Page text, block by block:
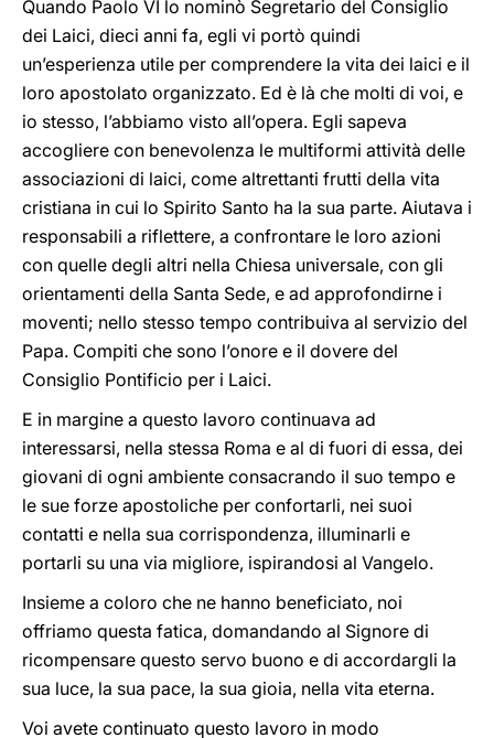
Quando Paolo VI lo nominò Segretario del Consiglio
dei Laici, dieci anni fa, egli vi portò quindi
un’esperienza utile per comprendere la vita dei laici e il
loro apostolato organizzato. Ed è là che molti di voi, e
io stesso, l’abbiamo visto all’opera. Egli sapeva
accogliere con benevolenza le multiformi attività delle
associazioni di laici, come altrettanti frutti della vita
cristiana in cui lo Spirito Santo ha la sua parte. Aiutava i
responsabili a riflettere, a confrontare le loro azioni
con quelle degli altri nella Chiesa universale, con gli
orientamenti della Santa Sede, e ad approfondirne i
moventi; nello stesso tempo contribuiva al servizio del
Papa. Compiti che sono l’onore e il dovere del
Consiglio Pontificio per i Laici.
E in margine a questo lavoro continuava ad
interessarsi, nella stessa Roma e al di fuori di essa, dei
giovani di ogni ambiente consacrando il suo tempo e
le sue forze apostoliche per confortarli, nei suoi
contatti e nella sua corrispondenza, illuminarli e
portarli su una via migliore, ispirandosi al Vangelo.
Insieme a coloro che ne hanno beneficiato, noi
offriamo questa fatica, domandando al Signore di
ricompensare questo servo buono e di accordargli la
sua luce, la sua pace, la sua gioia, nella vita eterna.
Voi avete continuato questo lavoro in modo